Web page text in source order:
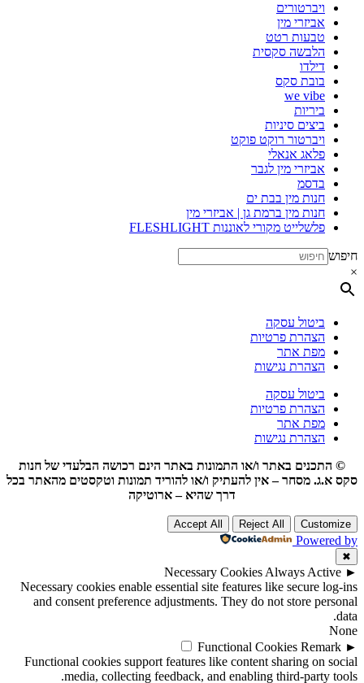
ויברטורים
אביזרי מין
טבעות רטט
הלבשה סקסית
דילדו
בובת סקס
we vibe
ביריות
ביצים סיניות
ויברטור רוקט פוקט
פלאג אנאלי
אביזרי מין לגבר
בדסמ
חנות מין בבת ים
חנות מין ברמת גן | אביזרי מין
פלשלייט מקורי לאוננות FLESHLIGHT
חיפוש
×
ביטול עסקה
הצהרת פרטיות
מפת אתר
הצהרת נגישות
ביטול עסקה
הצהרת פרטיות
מפת אתר
הצהרת נגישות
© התכנים באתר ו/או התמונות באתר הינם רכושה הבלעדי של חנות
סקס א.ג. מסחר – אין להעתיק ו/או להוריד תמונות וטקסטים מהאתר בכל
דרך שהיא – ארוטיקה
Customize
Reject All
Accept All
Powered by
✖
►
Necessary Cookies Always Active
Necessary cookies enable essential site features like secure log-ins
and consent preference adjustments. They do not store personal
data.
None
►
Functional Cookies Remark
Functional cookies support features like content sharing on social
media, collecting feedback, and enabling third-party tools.